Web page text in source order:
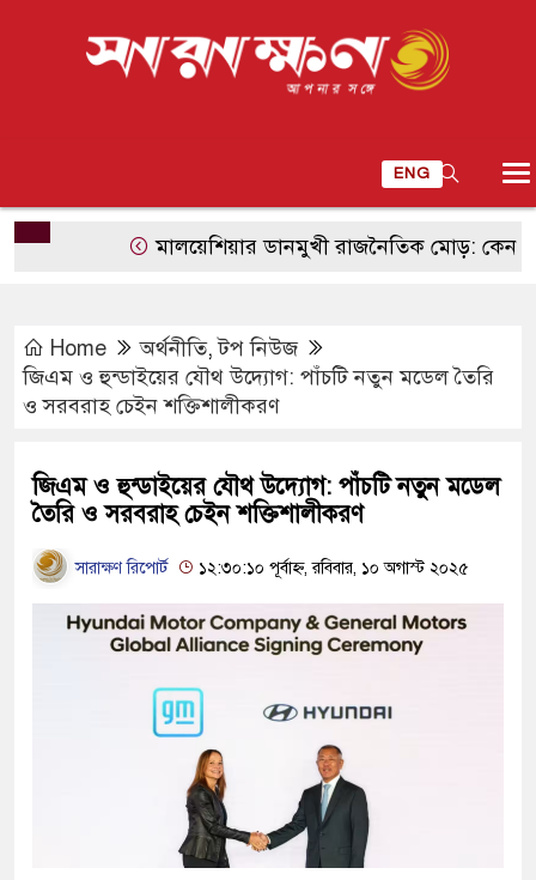
ENG
মালয়েশিয়ার ডানমুখী রাজনৈতিক মোড়: কেন উদ্বিগ্ন
Home অর্থনীতি,টপ নিউজ
জিএম ও হুন্ডাইয়ের যৌথ উদ্যোগ: পাঁচটি নতুন মডেল তৈরি
ও সরবরাহ চেইন শক্তিশালীকরণ
জিএম ও হুন্ডাইয়ের যৌথ উদ্যোগ: পাঁচটি নতুন মডেল
তৈরি ও সরবরাহ চেইন শক্তিশালীকরণ
সারাক্ষণ রিপোর্ট ১২:৩০:১০ পূর্বাহ্ন, রবিবার, ১০ অগাস্ট ২০২৫